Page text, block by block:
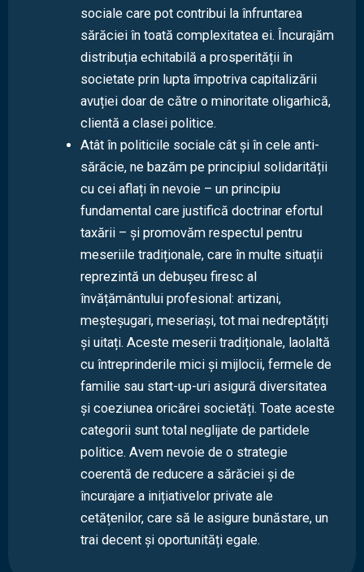
sociale care pot contribui la înfruntarea
sărăciei în toată complexitatea ei. Încurajăm
distribuția echitabilă a prosperității în
societate prin lupta împotriva capitalizării
avuției doar de către o minoritate oligarhică,
clientă a clasei politice.
Atât în politicile sociale cât și în cele anti-
sărăcie, ne bazăm pe principiul solidarității
cu cei aflați în nevoie – un principiu
fundamental care justifică doctrinar efortul
taxării – și promovăm respectul pentru
meseriile tradiționale, care în multe situații
reprezintă un debușeu firesc al
învățământului profesional: artizani,
meșteșugari, meseriași, tot mai nedreptățiți
și uitați. Aceste meserii tradiționale, laolaltă
cu întreprinderile mici și mijlocii, fermele de
familie sau start-up-uri asigură diversitatea
și coeziunea oricărei societăți. Toate aceste
categorii sunt total neglijate de partidele
politice. Avem nevoie de o strategie
coerentă de reducere a sărăciei și de
încurajare a inițiativelor private ale
cetățenilor, care să le asigure bunăstare, un
trai decent și oportunități egale.